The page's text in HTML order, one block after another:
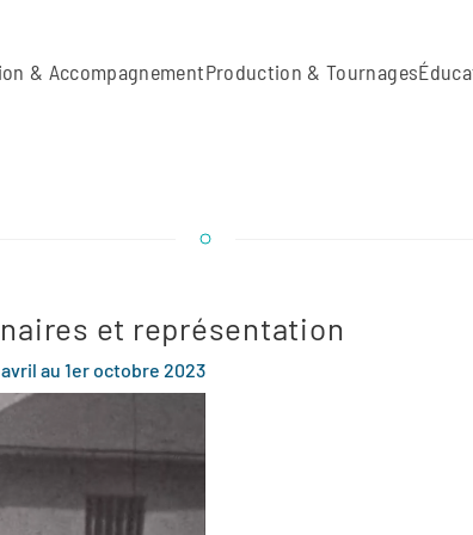
& AccompagnementProduction & Tournages
et représentation
au 1er octobre 2023